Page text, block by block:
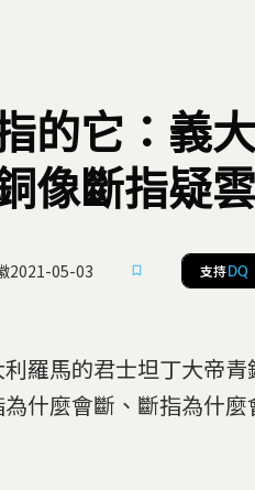
的它：義
像斷指疑雲
2021-05-03 支持 DQ
羅馬的君士坦丁大帝
什麼會斷、斷指為什